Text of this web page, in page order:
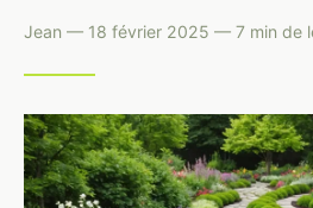
Jean — 18 février 2025 — 7 min de